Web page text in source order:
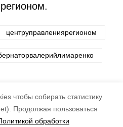
чтобы собирать статистику
Продолжая пользоваться
обработки
центруправлениярегионом
политики